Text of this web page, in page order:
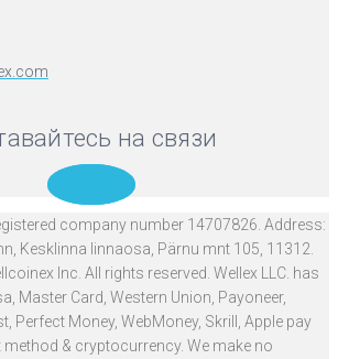
на связи
company number 14707826. Address:
Kesklinna linnaosa, Pärnu mnt 105, 11312.
Inc. All rights reserved. Wellex LLC. has
Master Card, Western Union, Payoneer,
Perfect Money, WebMoney, Skrill, Apple pay
& cryptocurrency. We make no